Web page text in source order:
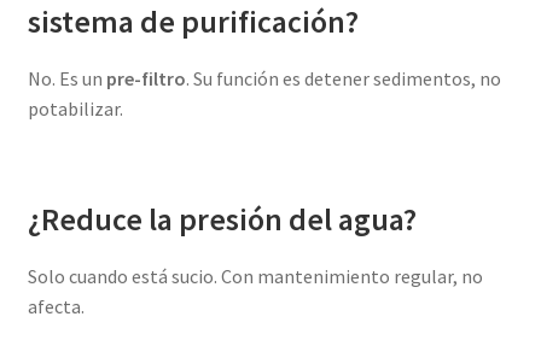
sistema de purificación?
No. Es un pre-filtro. Su función es detener sedimentos, no
potabilizar.
¿Reduce la presión del agua?
Solo cuando está sucio. Con mantenimiento regular, no
afecta.